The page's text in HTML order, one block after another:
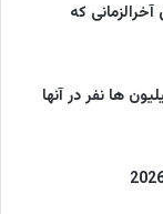
تا از فیلم های آخرالزمانی که
زمانی میلیون ها نفر در آنها